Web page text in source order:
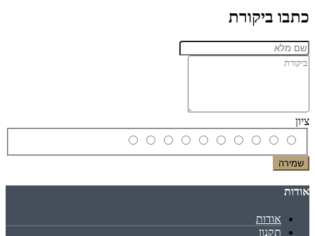
כתבו ביקורת
ציון
שמירה
אודות
אודות
תקנון